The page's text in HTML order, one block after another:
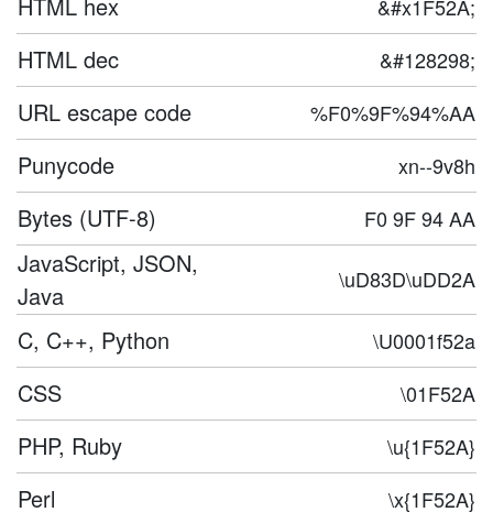
&#x1F52A;
HTML dec &#128298;
URL escape code %F0%9F%94%AA
Punycode xn--9v8h
Bytes (UTF-8) F0 9F 94 AA
JavaScript, JSON,
Java
\uD83D\uDD2A
C, C++, Python \U0001f52a
CSS \01F52A
PHP, Ruby \u{1F52A}
Perl \x{1F52A}